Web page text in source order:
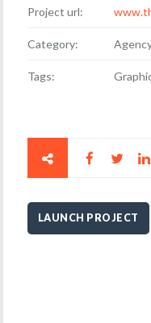
Project url:
Category:
Tags:
LAUNCH PROJECT